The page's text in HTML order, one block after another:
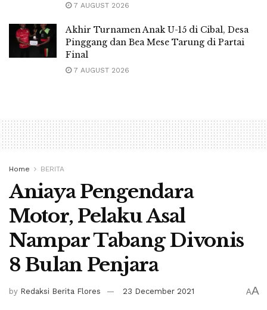
7 AUGUST 2026
Akhir Turnamen Anak U-15 di Cibal, Desa
Pinggang dan Bea Mese Tarung di Partai
Final
7 AUGUST 2026
Home BERITA
Aniaya Pengendara
Motor, Pelaku Asal
Nampar Tabang Divonis
8 Bulan Penjara
by Redaksi Berita Flores 23 December 2021 AA